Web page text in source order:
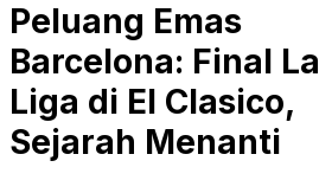
Peluang Emas
Barcelona: Final La
Liga di El Clasico,
Sejarah Menanti